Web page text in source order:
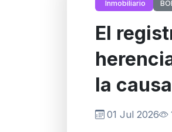
Inmobiliario
El
la
01 Jul 2026